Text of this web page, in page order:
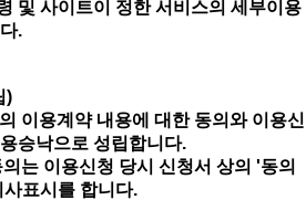
및 사이트이 정한 서비스의 세부이용
.
)
이용계약 내용에 대한 동의와 이용신
승낙으로 성립합니다.
는 이용신청 당시 신청서 상의 '동의
표시를 합니다.